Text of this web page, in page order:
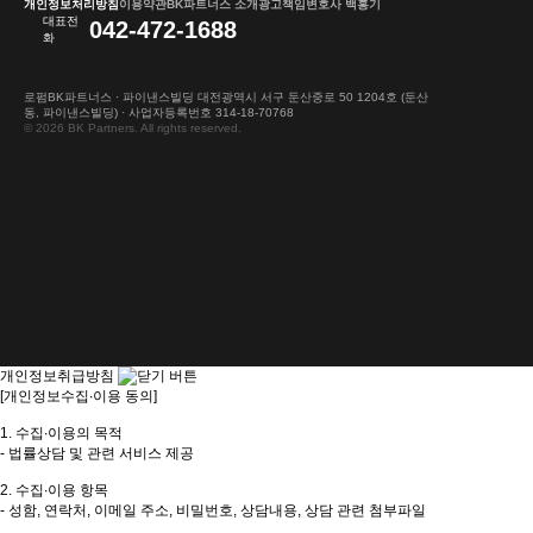
개인정보처리방침 이용약관BK파트너스 소개 광고책임변호사 백홍기
대표전
화
042-472-1688
로펌BK파트너스 · 파이낸스빌딩 대전광역시 서구 둔산중로 50 1204호 (둔산
동, 파이낸스빌딩) · 사업자등록번호 314-18-70768
© 2026 BK Partners. All rights reserved.
개인정보취급방침
[개인정보수집∙이용 동의]
1. 수집∙이용의 목적
- 법률상담 및 관련 서비스 제공
2. 수집∙이용 항목
- 성함, 연락처, 이메일 주소, 비밀번호, 상담내용, 상담 관련 첨부파일